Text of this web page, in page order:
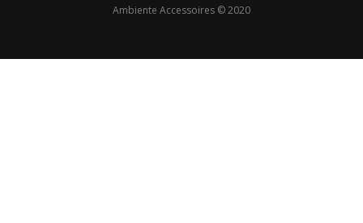
Ambiente Accessoires © 2020